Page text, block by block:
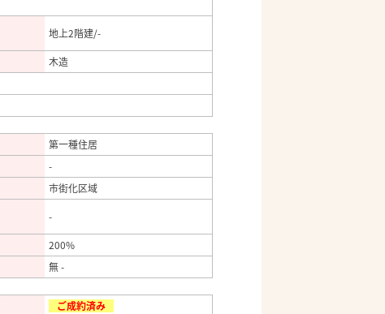
地上2階建/-
木造
第一種住居
-
市街化区域
-
200%
無 -
ご成約済み